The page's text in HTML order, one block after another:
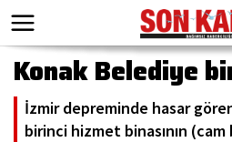
Konak Belediye
İzmir depreminde hasar
birinci hizmet binasının (cam